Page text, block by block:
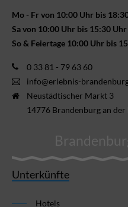
Mo - Fr von 10:00 Uhr bis
Sa von 10:00 Uhr bis 15:30 Uhr
So & Feiertage 10:00 Uhr bis
0 33 81 - 79 63 60
info@erlebnis-
Neustädtischer Markt 3
14776 Brandenburg an der
Unterkünfte
Hotels